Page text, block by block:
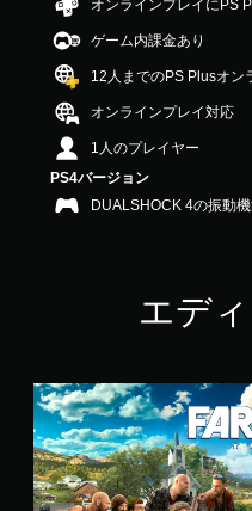
オンラインプレイにPS
ゲーム内課金あり
12人までのPS Plusオン
オンラインプレイ対応
1人のプレイヤー
PS4バージョン
DUALSHOCK 4の振動
エデ
フ
ァ
ー
ク
ラ
イ